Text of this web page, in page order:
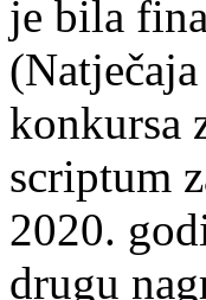
je bila
konkursa
scriptum
2020.
drugu